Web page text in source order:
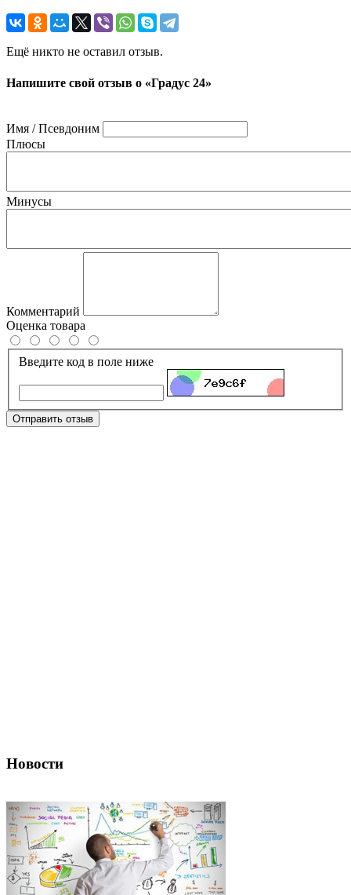
Ещё никто не оставил отзыв.
Напишите свой отзыв о «Градус 24»
Имя / Псевдоним
Плюсы
Минусы
Комментарий
Оценка товара
Введите код в поле ниже
Отправить отзыв
Новости